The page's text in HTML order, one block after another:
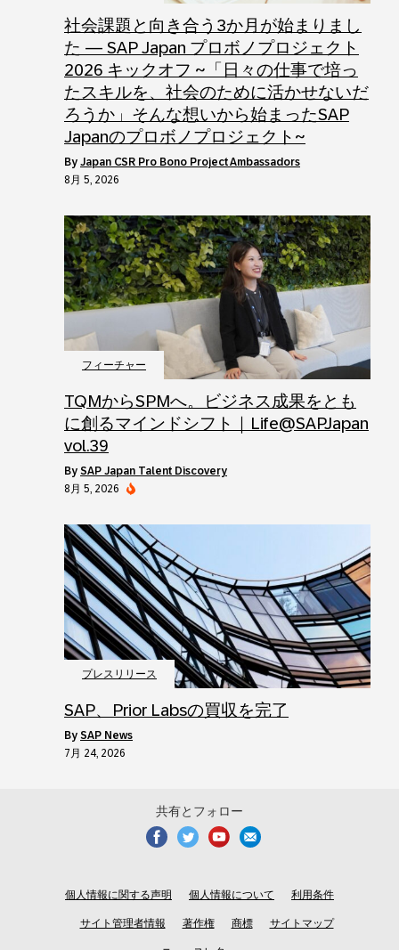
社会課題と向き合う3か月が始まりまし
た ― SAP Japan プロボノプロジェクト
2026 キックオフ ~「日々の仕事で培っ
たスキルを、社会のために活かせないだ
ろうか」そんな想いから始まったSAP
Japanのプロボノプロジェクト~
by Japan CSR Pro Bono Project Ambassadors
8月 5, 2026
フィーチャー
TQMからSPMへ。ビジネス成果をとも
に創るマインドシフト｜Life@SAPJapan
vol.39
by SAP Japan Talent Discovery
8月 5, 2026
プレスリリース
SAP、Prior Labsの買収を完了
by SAP News
7月 24, 2026
共有とフォロー
個人情報に関する声明 個人情報について 利用条件
サイト管理者情報 著作権 商標 サイトマップ